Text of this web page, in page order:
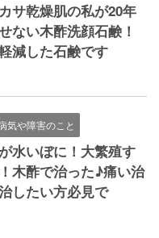
サ乾燥肌の私が20年
ない木酢洗顔石鹸！
減した石鹸です
気や障害のこと
水いぼに！大繁殖す
木酢で治った♪痛い治
したい方必見で